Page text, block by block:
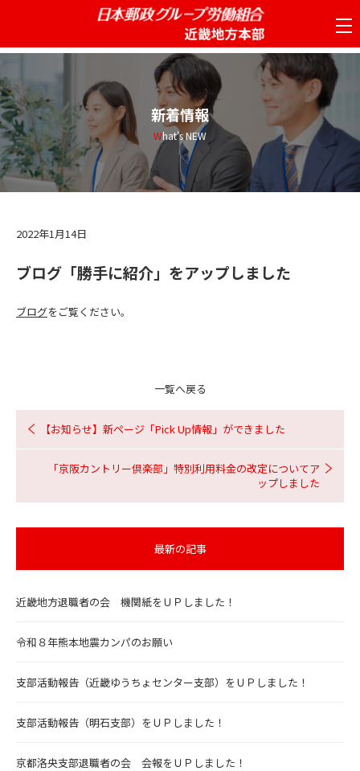
新着情報
What's NEW
2022年1月14日
ブログ「勝手に紹介」をアップしました
ブログをご覧ください。
一覧へ戻る
【お知らせ】新ページ「Pick Up情報」ができました
「京阪カントリー倶楽部」特別利用料金の改定についてア
ップしました
最新の記事
近畿地方退職者の会 機関紙をＵＰしました！
令和８年熊本地震カンパのお願い
支部活動報告（近畿ゆうちょセンター支部）をＵＰしました！
支部活動報告（明石支部）をＵＰしました！
京都洛央支部退職者の会 会報をＵＰしました！